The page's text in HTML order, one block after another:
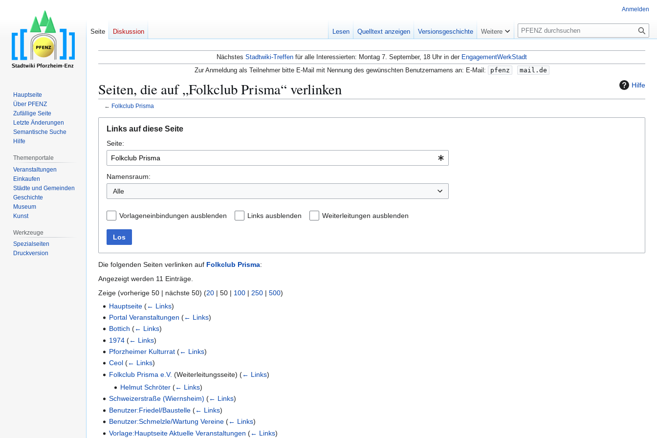
Nächstes Stadtwiki-Treffen für alle Interessierten: Montag 7. September, 18 Uhr in der EngagementWerkStadt
Zur Anmeldung als Teilnehmer bitte E-Mail mit Nennung des gewünschten Benutzernamens an: E-Mail:
pfenz mail.de
Hilfe
Seiten, die auf „Folkclub Prisma“ verlinken
← Folkclub Prisma
Navigation
springen
Suche
springen
Links auf diese Seite
Seite:
Namensraum:
Alle
Vorlageneinbindungen ausblenden Links ausblenden Weiterleitungen ausblenden
Los
Die folgenden Seiten verlinken auf Folkclub Prisma:
Angezeigt werden 11 Einträge.
Zeige (vorherige 50 | nächste 50) (20 | 50 | 100 | 250 | 500)
Hauptseite (← Links)
Portal Veranstaltungen (← Links)
Bottich (← Links)
1974 (← Links)
Pforzheimer Kulturrat (← Links)
Ceol (← Links)
Folkclub Prisma e.V. (Weiterleitungsseite)(← Links)
Helmut Schröter (← Links)
Schweizerstraße (Wiernsheim) (← Links)
Benutzer:Friedel/Baustelle (← Links)
Benutzer:Schmelzle/Wartung Vereine (← Links)
Vorlage:Hauptseite Aktuelle Veranstaltungen (← Links)
Anmelden
Seite Diskussion Lesen Quelltext anzeigen Versionsgeschichte Weitere
S
u
c
h
e
Hauptseite
Über PFENZ
Zufällige Seite
Letzte Änderungen
Semantische Suche
Hilfe
Themenportale
Veranstaltungen
Einkaufen
Städte und Gemeinden
Geschichte
Museum
Kunst
Werkzeuge
Spezialseiten
Druckversion